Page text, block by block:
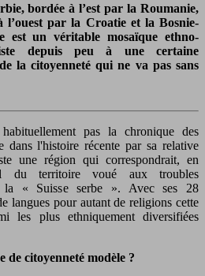
bordée à l’est par la Roumanie,
par la Croatie et la Bosnie-
est un véritable mosaïque ethno-
depuis peu à une certaine
la citoyenneté qui ne va pas sans
pas la chronique des
dans l'histoire récente par sa relative
une région qui correspondrait, en
du territoire voué aux troubles
la « Suisse serbe ». Avec ses 28
langues pour autant de religions cette
les plus ethniquement diversifiées
citoyenneté modèle ?